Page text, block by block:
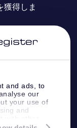
and ads, to
our
your use of
and
or that
獲得しま